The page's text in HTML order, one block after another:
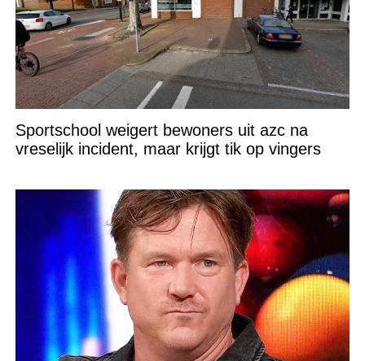
Sportschool weigert bewoners uit azc na
vreselijk incident, maar krijgt tik op vingers